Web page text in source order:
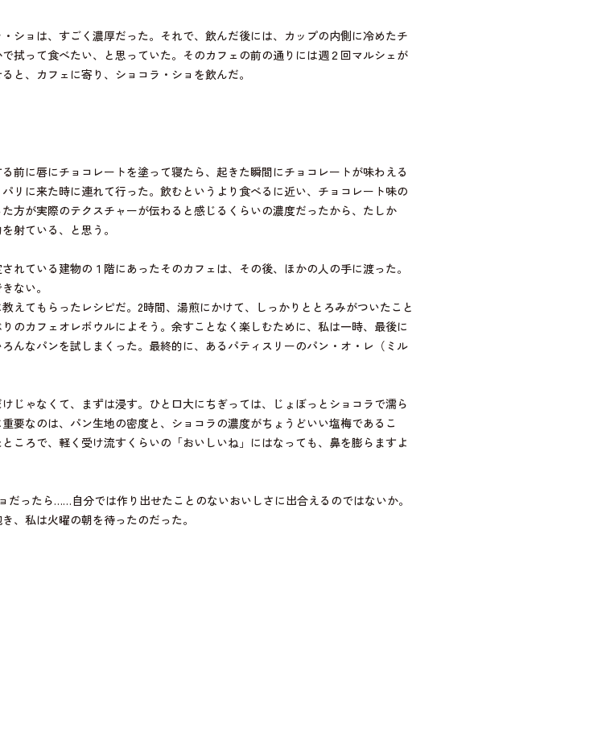
ショは、すごく濃厚だった。それで、飲んだ後には、カップの内側に冷めたチ
拭って食べたい、と思っていた。そのカフェの前の通りには週２回マルシェが
と、カフェに寄り、ショコラ・ショを飲んだ。
前に唇にチョコレートを塗って寝たら、起きた瞬間にチョコレートが味わえる
リに来た時に連れて行った。飲むというより食べるに近い、チョコレート味の
方が実際のテクスチャーが伝わると感じるくらいの濃度だったから、たしか
射ている、と思う。
れている建物の１階にあったそのカフェは、その後、ほかの人の手に渡った。
ない。
えてもらったレシピだ。2時間、湯煎にかけて、しっかりととろみがついたこと
のカフェオレボウルによそう。余すことなく楽しむために、私は一時、最後に
んなパンを試しまくった。最終的に、あるパティスリーのパン・オ・レ（ミル
じゃなくて、まずは浸す。ひと口大にちぎっては、じょぼっとショコラで濡ら
要なのは、パン生地の密度と、ショコラの濃度がちょうどいい塩梅であるこ
ころで、軽く受け流すくらいの「おいしいね」にはなっても、鼻を膨らますよ
ったら……自分では作り出せたことのないおいしさに出合えるのではないか。
、私は火曜の朝を待ったのだった。